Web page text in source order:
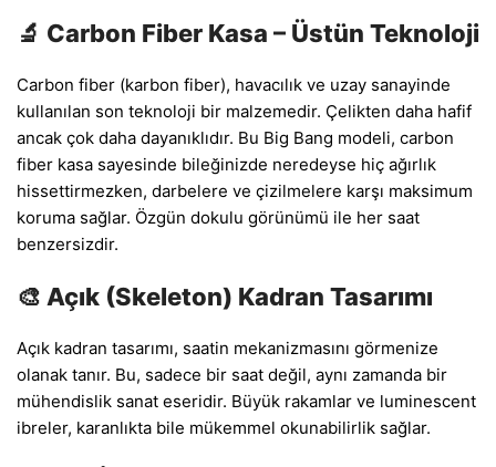
🔬 Carbon Fiber Kasa – Üstün Teknoloji
Carbon fiber (karbon fiber), havacılık ve uzay sanayinde
kullanılan son teknoloji bir malzemedir. Çelikten daha hafif
ancak çok daha dayanıklıdır. Bu Big Bang modeli, carbon
fiber kasa sayesinde bileğinizde neredeyse hiç ağırlık
hissettirmezken, darbelere ve çizilmelere karşı maksimum
koruma sağlar. Özgün dokulu görünümü ile her saat
benzersizdir.
🎨 Açık (Skeleton) Kadran Tasarımı
Açık kadran tasarımı, saatin mekanizmasını görmenize
olanak tanır. Bu, sadece bir saat değil, aynı zamanda bir
mühendislik sanat eseridir. Büyük rakamlar ve luminescent
ibreler, karanlıkta bile mükemmel okunabilirlik sağlar.